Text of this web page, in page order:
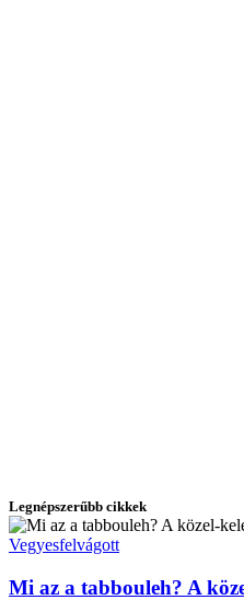
Legnépszerűbb cikkek
Vegyesfelvágott
Mi az a tabbouleh? A